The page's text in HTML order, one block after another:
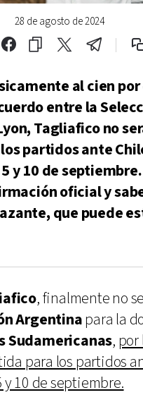
28 de agosto de 2024
al cien
entre la
Tagliafico no
partidos ante
y 10 de
oficial y
que puede
, finalmente no
Argentinapara la
Sudamericanas, por
para los partidos
y 10 de septiembre.